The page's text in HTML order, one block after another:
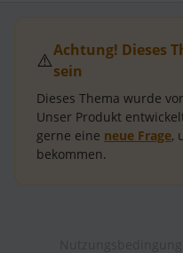
⚠️Achtung! Dieses
sein
Dieses Thema wurde
Unser Produkt
gerne eine neue Frage,
bekommen.